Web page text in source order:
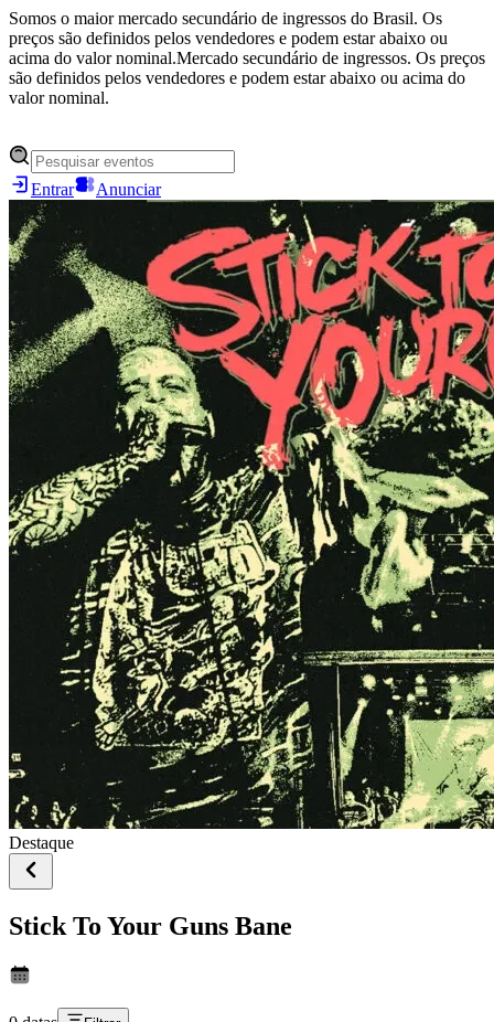
Somos o maior mercado secundário de ingressos do Brasil. Os
preços são definidos pelos vendedores e podem estar abaixo ou
acima do valor nominal.Mercado secundário de ingressos. Os preços
são definidos pelos vendedores e podem estar abaixo ou acima do
valor nominal.
Entrar Anunciar
Destaque
Stick To Your Guns Bane